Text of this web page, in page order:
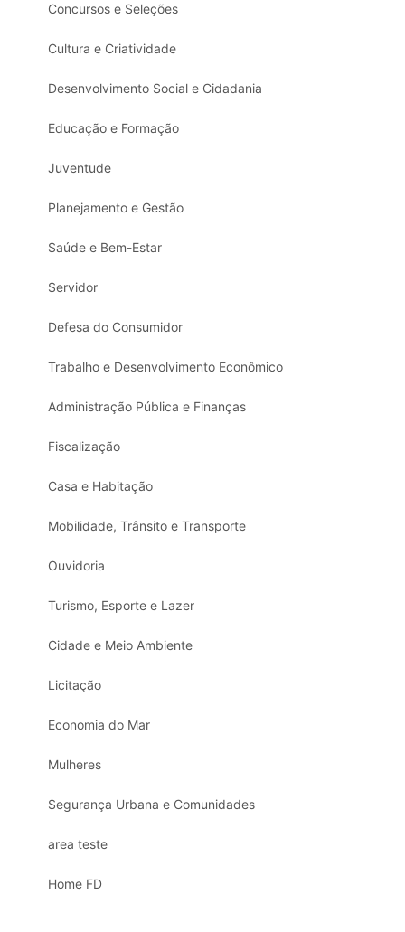
Concursos e Seleções
Cultura e Criatividade
Desenvolvimento Social e Cidadania
Educação e Formação
Juventude
Planejamento e Gestão
Saúde e Bem-Estar
Servidor
Defesa do Consumidor
Trabalho e Desenvolvimento Econômico
Administração Pública e Finanças
Fiscalização
Casa e Habitação
Mobilidade, Trânsito e Transporte
Ouvidoria
Turismo, Esporte e Lazer
Cidade e Meio Ambiente
Licitação
Economia do Mar
Mulheres
Segurança Urbana e Comunidades
area teste
Home FD